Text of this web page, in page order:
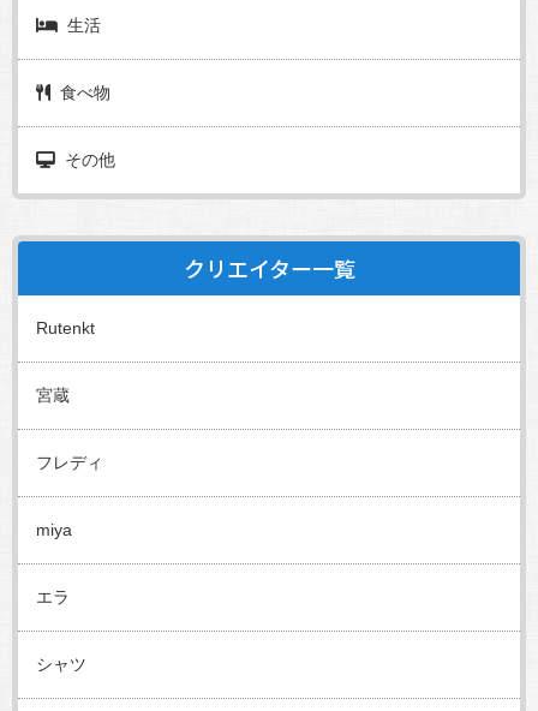
生活
食べ物
その他
クリエイター一覧
Rutenkt
宮蔵
フレディ
miya
エラ
シャツ